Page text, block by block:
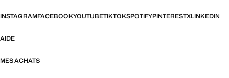
INSTAGRAMFACEBOOKYOUTUBETIKTOKSPOTIFYPINTERESTXLINKEDIN
AIDE
MES ACHATS